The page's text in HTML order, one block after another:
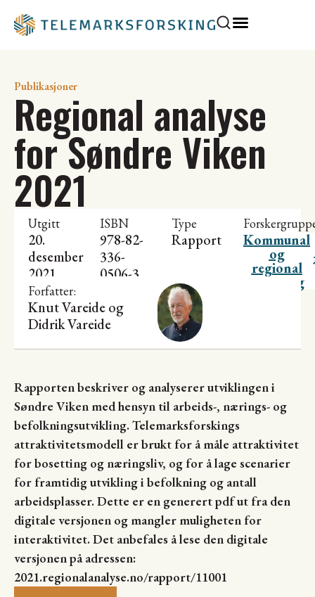
Publikasjoner
Regional analyse
for Søndre Viken
2021
Utgitt
20.
desember
2021
ISBN
978-82-
336-
0506-3
Type
Rapport Kommunal
og
regional
utvikling
Forfatter:
Knut Vareideog
Didrik Vareide
Rapporten beskriver og analyserer utviklingen i
Søndre Viken med hensyn til arbeids-, nærings- og
befolkningsutvikling. Telemarksforskings
attraktivitetsmodell er brukt for å måle attraktivitet
for bosetting og næringsliv, og for å lage scenarier
for framtidig utvikling i befolkning og antall
arbeidsplasser. Dette er en generert pdf ut fra den
digitale versjonen og mangler muligheten for
interaktivitet. Det anbefales å lese den digitale
versjonen på adressen:
2021.regionalanalyse.no/rapport/11001